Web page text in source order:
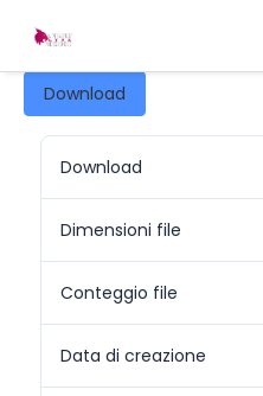
Download
Download
Dimensioni file
Conteggio file
Data di creazione